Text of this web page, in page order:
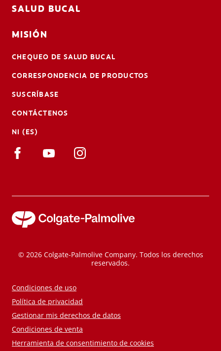
SALUD BUCAL
MISIÓN
CHEQUEO DE SALUD BUCAL
CORRESPONDENCIA DE PRODUCTOS
SUSCRÍBASE
CONTÁCTENOS
NI (ES)
© 2026 Colgate-Palmolive Company. Todos los derechos
reservados.
Condiciones de uso
Política de privacidad
Gestionar mis derechos de datos
Condiciones de venta
Herramienta de consentimiento de cookies